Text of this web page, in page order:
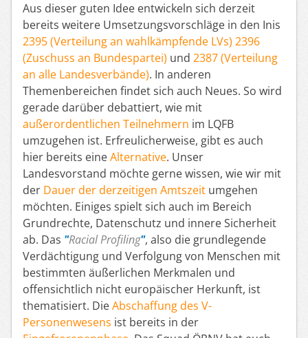
Aus dieser guten Idee entwickeln sich derzeit
bereits weitere Umsetzungsvorschläge in den Inis
2395 (Verteilung an wahlkämpfende LVs) 2396
(Zuschuss an Bundespartei) und 2387 (Verteilung
an alle Landesverbände). In anderen
Themenbereichen findet sich auch Neues. So wird
gerade darüber debattiert, wie mit
außerordentlichen Teilnehmern im LQFB
umzugehen ist. Erfreulicherweise, gibt es auch
hier bereits eineAlternative. Unser
Landesvorstand möchte gerne wissen, wie wir mit
der Dauer der derzeitigen Amtszeit umgehen
möchten. Einiges spielt sich auch im Bereich
Grundrechte, Datenschutz und innere Sicherheit
ab. Das Racial Profiling , also die grundlegende
Verdächtigung und Verfolgung von Menschen mit
bestimmten äußerlichen Merkmalen und
offensichtlich nicht europäischer Herkunft, ist
thematisiert. DieAbschaffung des V-
Personenwesens ist bereits in der